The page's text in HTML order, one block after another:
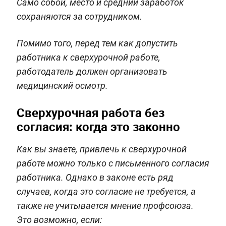
сохраняются за сотрудником.
Помимо того, перед тем как допустить
работника к сверхурочной работе,
работодатель должен организовать
медицинский осмотр.
Сверхурочная работа без
согласия: когда это законно
Как вы знаете, привлечь к сверхурочной
работе можно только с письменного согласия
работника. Однако в законе есть ряд
случаев, когда это согласие не требуется, а
также не учитывается мнение профсоюза.
Это возможно, если: